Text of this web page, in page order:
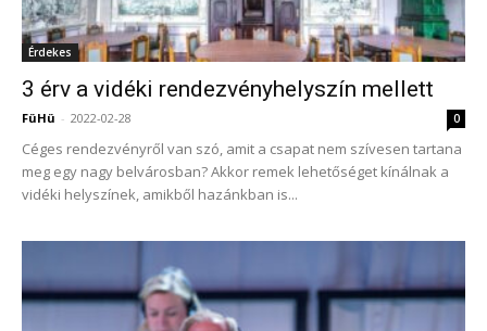
Érdekes
3 érv a vidéki rendezvényhelyszín mellett
FüHü - 2022-02-28 0
Céges rendezvényről van szó, amit a csapat nem szívesen tartana
meg egy nagy belvárosban? Akkor remek lehetőséget kínálnak a
vidéki helyszínek, amikből hazánkban is...